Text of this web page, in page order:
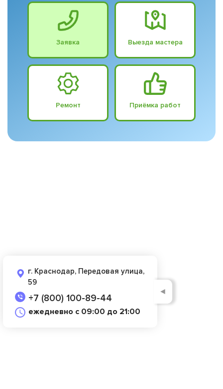
Заявка Выезда мастера
Ремонт Приёмка работ
г. Краснодар, Передовая улица,
59
+7 (800) 100-89-44
ежедневно с 09:00 до 21:00
◄